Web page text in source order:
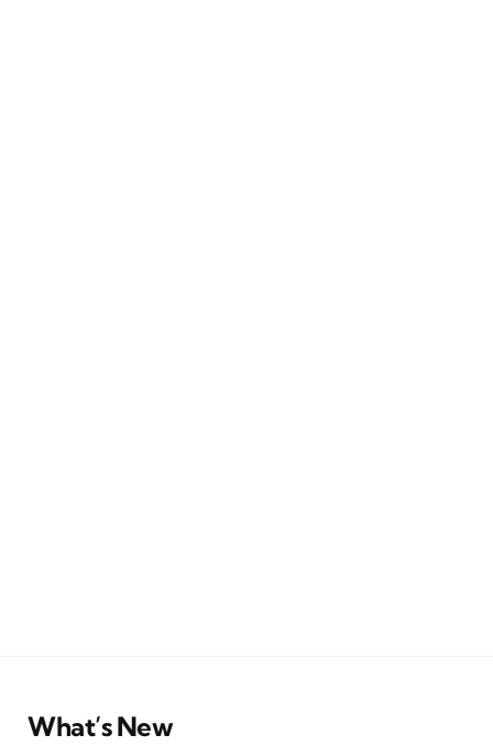
What’s New